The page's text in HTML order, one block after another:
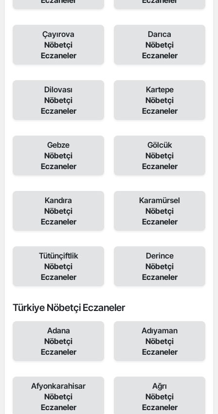
Çayırova
Nöbetçi
Eczaneler
Darıca
Nöbetçi
Eczaneler
Dilovası
Nöbetçi
Eczaneler
Kartepe
Nöbetçi
Eczaneler
Gebze
Nöbetçi
Eczaneler
Gölcük
Nöbetçi
Eczaneler
Kandıra
Nöbetçi
Eczaneler
Karamürsel
Nöbetçi
Eczaneler
Tütünçiftlik
Nöbetçi
Eczaneler
Derince
Nöbetçi
Eczaneler
Türkiye Nöbetçi Eczaneler
Adana
Nöbetçi
Eczaneler
Adıyaman
Nöbetçi
Eczaneler
Afyonkarahisar
Nöbetçi
Eczaneler
Ağrı
Nöbetçi
Eczaneler